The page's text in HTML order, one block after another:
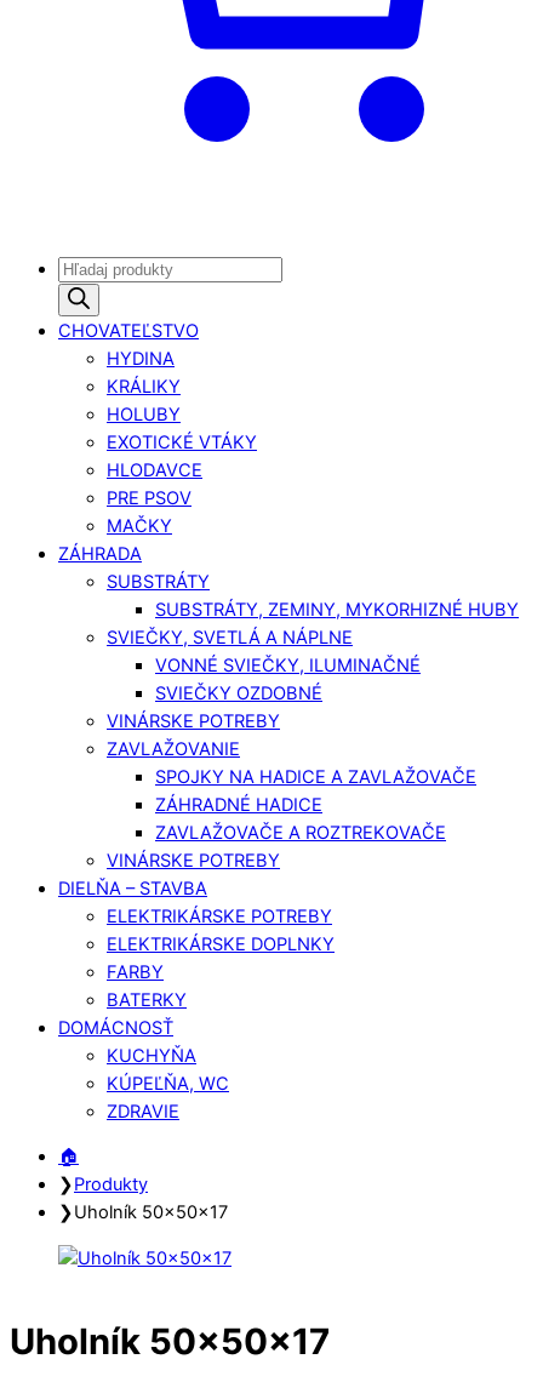
Products
search
CHOVATEĽSTVO
HYDINA
KRÁLIKY
HOLUBY
EXOTICKÉ VTÁKY
HLODAVCE
PRE PSOV
MAČKY
ZÁHRADA
SUBSTRÁTY
SUBSTRÁTY, ZEMINY, MYKORHIZNÉ HUBY
SVIEČKY, SVETLÁ A NÁPLNE
VONNÉ SVIEČKY, ILUMINAČNÉ
SVIEČKY OZDOBNÉ
VINÁRSKE POTREBY
ZAVLAŽOVANIE
SPOJKY NA HADICE A ZAVLAŽOVAČE
ZÁHRADNÉ HADICE
ZAVLAŽOVAČE A ROZTREKOVAČE
VINÁRSKE POTREBY
DIELŇA – STAVBA
ELEKTRIKÁRSKE POTREBY
ELEKTRIKÁRSKE DOPLNKY
FARBY
BATERKY
DOMÁCNOSŤ
KUCHYŇA
KÚPEĽŇA, WC
ZDRAVIE
Close
Menu
Close
Cart
🏠︎
❯Produkty
❯Uholník 50x50x17
Uholník 50x50x17